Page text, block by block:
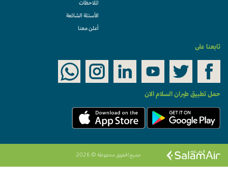
الملاحظات
الأسئلة الشائعة
أعلن معنا
تابعنا على
حمل تطبيق طيران السلام الان
جميع الحقوق محفوظة © 2026